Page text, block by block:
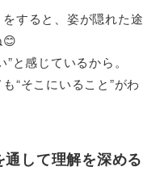
すると、姿が隠れた途
と感じているから。
“そこにいること”がわ
して理解を深める